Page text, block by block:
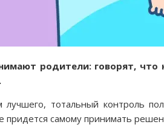
родители: говорят, что
тотальный контроль
придется самому принимать